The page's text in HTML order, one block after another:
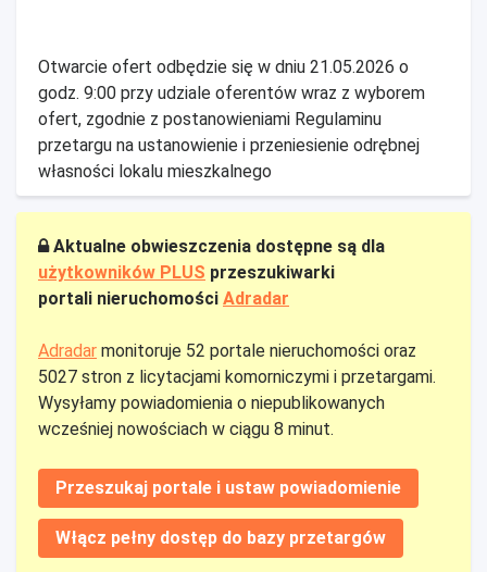
Otwarcie ofert odbędzie się w dniu 21.05.2026 o
godz. 9:00 przy udziale oferentów wraz z wyborem
ofert, zgodnie z postanowieniami Regulaminu
przetargu na ustanowienie i przeniesienie odrębnej
własności lokalu mieszkalnego
Aktualne obwieszczenia dostępne są dla
użytkowników PLUS przeszukiwarki
portali nieruchomości Adradar
Adradar monitoruje 52 portale nieruchomości oraz
5027 stron z licytacjami komorniczymi i przetargami.
Wysyłamy powiadomienia o niepublikowanych
wcześniej nowościach w ciągu 8 minut.
Przeszukaj portale i ustaw powiadomienie
Włącz pełny dostęp do bazy przetargów